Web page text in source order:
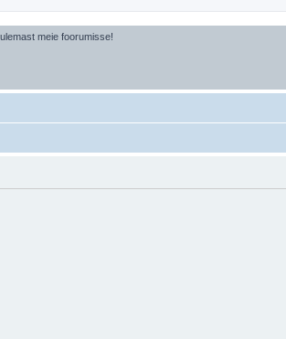
meie foorumisse!